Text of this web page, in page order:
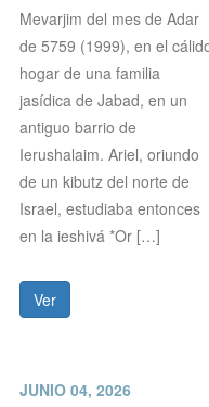
Mevarjim del mes de Adar
de 5759 (1999), en el
hogar de una familia
jasídica de Jabad, en un
antiguo barrio de
Ierushalaim. Ariel, oriundo
de un kibutz del norte de
Israel, estudiaba entonces
en la ieshivá *Or […]
Ver
JUNIO 04, 2026